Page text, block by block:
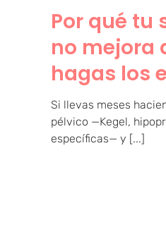
Por qué tu
no mejora
hagas los
Si llevas meses
pélvico —Kegel,
específicas— y [...]